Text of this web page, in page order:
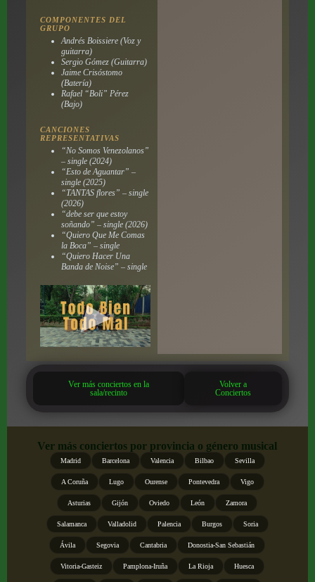
COMPONENTES DEL
GRUPO
Andrés Boissiere (Voz y
guitarra)
Sergio Gómez (Guitarra)
Jaime Crisóstomo
(Batería)
Rafael “Boli” Pérez
(Bajo)
CANCIONES
REPRESENTATIVAS
“No Somos Venezolanos”
– single (2024)
“Esto de Aguantar” –
single (2025)
“TANTAS flores” – single
(2026)
“debe ser que estoy
soñando” – single (2026)
“Quiero Que Me Comas
la Boca” – single
“Quiero Hacer Una
Banda de Noise” – single
Ver más conciertos en la
sala/recinto
Volver a
Conciertos
Ver más conciertos por provincia o género musical
Madrid Barcelona Valencia Bilbao Sevilla
A Coruña Lugo Ourense Pontevedra Vigo
Asturias Gijón Oviedo León Zamora
Salamanca Valladolid Palencia Burgos Soria
Ávila Segovia Cantabria Donostia-San Sebastián
Vitoria-Gasteiz Pamplona-Iruña La Rioja Huesca